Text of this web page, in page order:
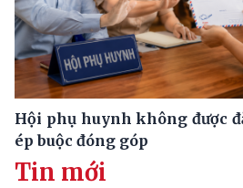
Hội phụ huynh không được
ép buộc đóng góp
Tin mới